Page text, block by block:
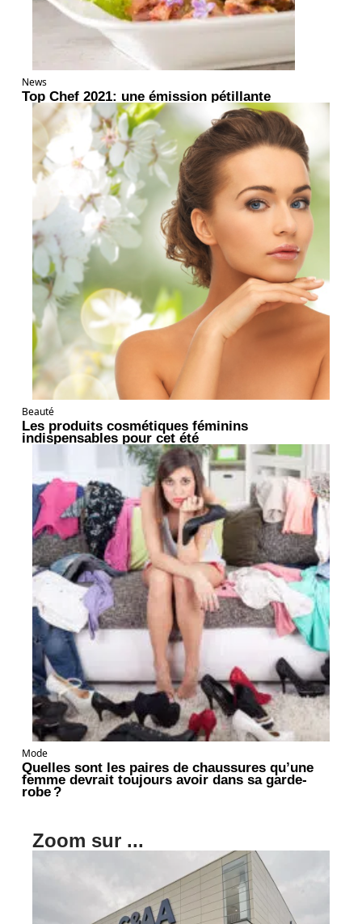
News
Top Chef 2021: une émission pétillante
Beauté
Les produits cosmétiques féminins
indispensables pour cet été
Mode
Quelles sont les paires de chaussures qu’une
femme devrait toujours avoir dans sa garde-
robe ?
Zoom sur ...